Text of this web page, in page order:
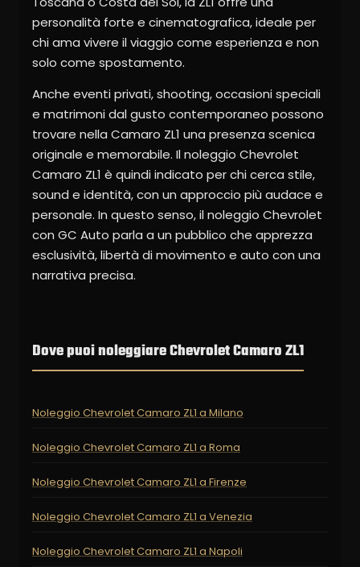
personalità forte e cinematografica, ideale per
chi ama vivere il viaggio come esperienza e non
solo come spostamento.
Anche eventi privati, shooting, occasioni speciali
e matrimoni dal gusto contemporaneo possono
trovare nella Camaro ZL1 una presenza scenica
originale e memorabile. Il noleggio Chevrolet
Camaro ZL1 è quindi indicato per chi cerca stile,
sound e identità, con un approccio più audace e
personale. In questo senso, il noleggio Chevrolet
con GC Auto parla a un pubblico che apprezza
esclusività, libertà di movimento e auto con una
narrativa precisa.
Dove puoi noleggiare Chevrolet Camaro ZL1
Noleggio Chevrolet Camaro ZL1 a Milano
Noleggio Chevrolet Camaro ZL1 a Roma
Noleggio Chevrolet Camaro ZL1 a Firenze
Noleggio Chevrolet Camaro ZL1 a Venezia
Noleggio Chevrolet Camaro ZL1 a Napoli